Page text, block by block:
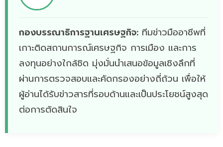
กองบรรณาธิการฐานเศรษฐกิจ: ทีมข่าวมืออาชีพที่
เกาะติดสถานการณ์เศรษฐกิจ การเมือง และการ
ลงทุนอย่างใกล้ชิด มุ่งมั่นนำเสนอข้อมูลเชิงลึกที่
ผ่านการตรวจสอบและคัดกรองอย่างถี่ถ้วน เพื่อให้
ผู้อ่านได้รับข่าวสารที่รอบด้านและเป็นประโยชน์สูงสุด
ต่อการตัดสินใจ